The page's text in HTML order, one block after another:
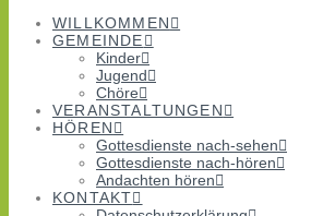
WILLKOMMEN
GEMEINDE
Kinder
Jugend
Chöre
VERANSTALTUNGEN
HÖREN
Gottesdienste nach-sehen
Gottesdienste nach-hören
Andachten hören
KONTAKT